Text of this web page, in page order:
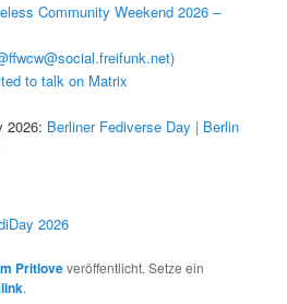
Community Weekend 2026 –
to talk on Matrix
2026: Berliner Fediverse Day | Berlin
2026
Pritloveveröffentlicht. Setze ein
.